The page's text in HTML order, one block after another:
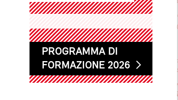
PROGRAMMA DI
FORMAZIONE 2026